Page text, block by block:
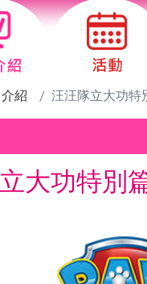
紹 汪汪隊立大功特
大功特別